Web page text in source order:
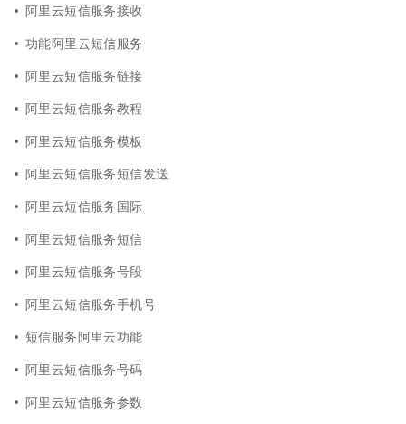
阿里云短信服务接收
功能阿里云短信服务
阿里云短信服务链接
阿里云短信服务教程
阿里云短信服务模板
阿里云短信服务短信发送
阿里云短信服务国际
阿里云短信服务短信
阿里云短信服务号段
阿里云短信服务手机号
短信服务阿里云功能
阿里云短信服务号码
阿里云短信服务参数